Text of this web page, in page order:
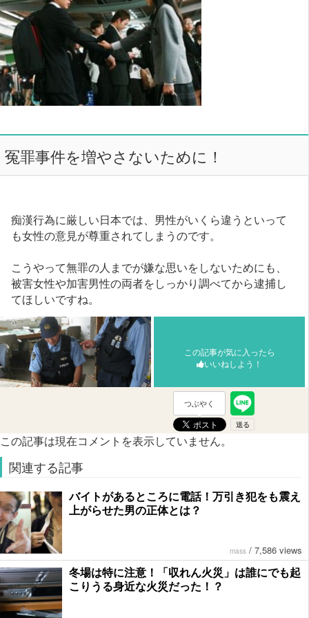
冤罪事件を増やさないために！
痴漢行為に厳しい日本では、男性がいくら違うといって
も女性の意見が尊重されてしまうのです。
こうやって無罪の人までが嫌な思いをしないためにも、
被害女性や加害男性の両者をしっかり調べてから逮捕し
てほしいですね。
この記事が気に入ったら
いいねしよう！
つぶやく
この記事は現在コメントを表示していません。
関連する記事
バイトがあるところに電話！万引き犯をも震え
上がらせた男の正体とは？
mass / 7,586 views
冬場は特に注意！「収れん火災」は誰にでも起
こりうる身近な火災だった！？